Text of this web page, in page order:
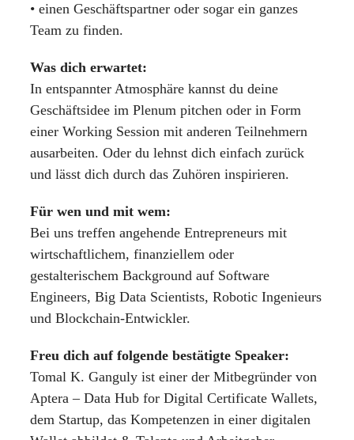
• einen Geschäftspartner oder sogar ein ganzes
Team zu finden.
Was dich erwartet:
In entspannter Atmosphäre kannst du deine
Geschäftsidee im Plenum pitchen oder in Form
einer Working Session mit anderen Teilnehmern
ausarbeiten. Oder du lehnst dich einfach zurück
und lässt dich durch das Zuhören inspirieren.
Für wen und mit wem:
Bei uns treffen angehende Entrepreneurs mit
wirtschaftlichem, finanziellem oder
gestalterischem Background auf Software
Engineers, Big Data Scientists, Robotic Ingenieurs
und Blockchain-Entwickler.
Freu dich auf folgende bestätigte Speaker:
Tomal K. Ganguly ist einer der Mitbegründer von
Aptera – Data Hub for Digital Certificate Wallets,
dem Startup, das Kompetenzen in einer digitalen